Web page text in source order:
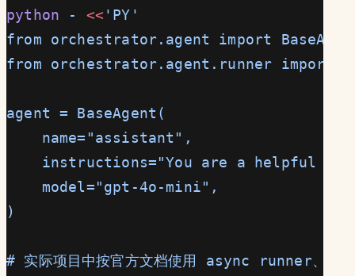
python - << 'PY'
from orchestrator.agent import
from orchestrator.agent.runner import
agent = BaseAgent(
    name="assistant",
instructions="You are a helpful
    model="gpt-4o-mini",
)
# 实际项目中按官方文档使用 async runner、